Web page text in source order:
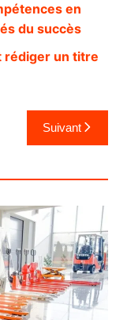
en
du succès
rédiger un titre
Suivant